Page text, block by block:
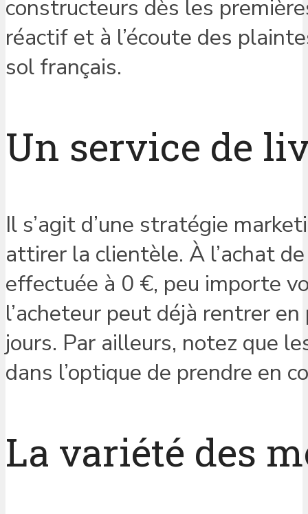
constructeurs dès les
réactif et à l’écoute des
sol français.
Un service de
Il s’agit d’une stratégie
attirer la clientèle. À l’achat
effectuée à 0 €, peu importe
l’acheteur peut déjà rentrer
jours. Par ailleurs, notez que
dans l’optique de prendre en
La variété des